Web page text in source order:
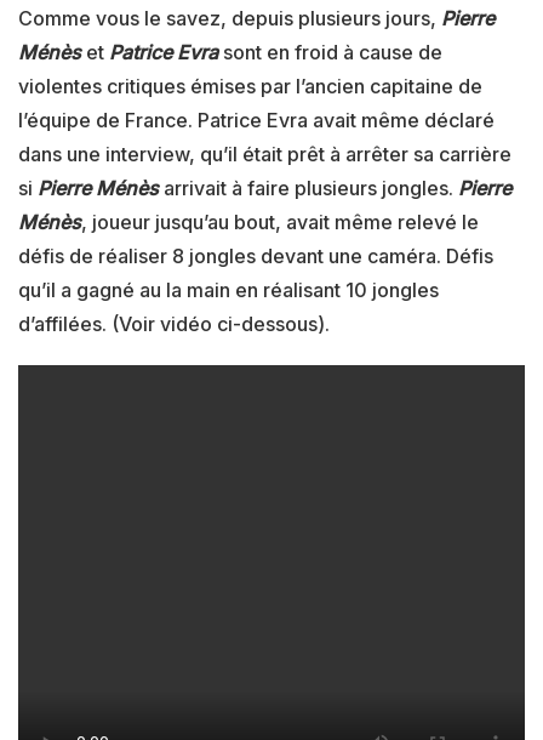
Comme vous le savez, depuis plusieurs jours, Pierre
Ménèset Patrice Evrasont en froid à cause de
violentes critiques émises par l’ancien capitaine de
l’équipe de France. Patrice Evra avait même déclaré
dans une interview, qu’il était prêt à arrêter sa carrière
si Pierre Ménèsarrivait à faire plusieurs jongles. Pierre
Ménès, joueur jusqu’au bout, avait même relevé le
défis de réaliser 8 jongles devant une caméra. Défis
qu’il a gagné au la main en réalisant 10 jongles
d’affilées. (Voir vidéo ci-dessous).